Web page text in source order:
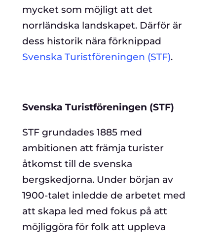
mycket som möjligt att det
norrländska landskapet. Därför är
dess historik nära förknippad
Svenska Turistföreningen (STF).
Svenska Turistföreningen (STF)
STF grundades 1885 med
ambitionen att främja turister
åtkomst till de svenska
bergskedjorna. Under början av
1900-talet inledde de arbetet med
att skapa led med fokus på att
möjliggöra för folk att uppleva